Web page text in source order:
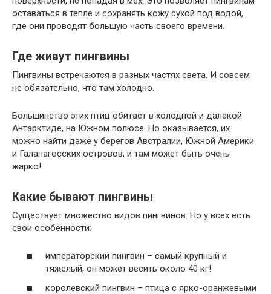
оставаться в тепле и сохранять кожу сухой под водой,
где они проводят большую часть своего времени.
Где живут пингвины
Пингвины встречаются в разных частях света. И совсем
не обязательно, что там холодно.
Большинство этих птиц обитает в холодной и далекой
Антарктиде, на Южном полюсе. Но оказывается, их
можно найти даже у берегов Австралии, Южной Америки
и Галапагосских островов, и там может быть очень
жарко!
Какие бывают пингвины
Существует множество видов пингвинов. Но у всех есть
свои особенности:
императорский пингвин – самый крупный и
тяжелый, он может весить около 40 кг!
королевский пингвин – птица с ярко-оранжевыми